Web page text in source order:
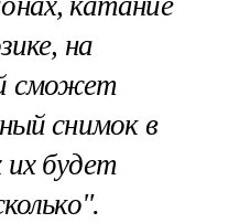
на
сможет
снимок в
будет